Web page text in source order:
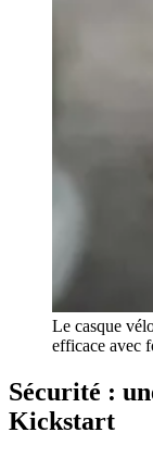
Le casque
efficace avec
Sécurité :
Kickstart